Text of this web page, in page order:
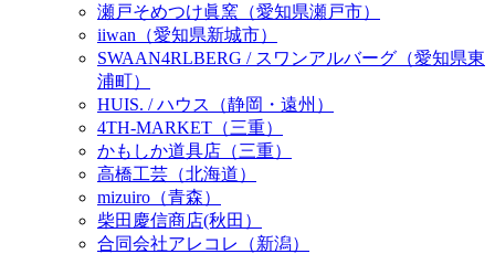
瀬戸そめつけ眞窯（愛知県瀬戸市）
iiwan（愛知県新城市）
SWAAN4RLBERG / スワンアルバーグ（愛知県東
浦町）
HUIS. / ハウス（静岡・遠州）
4TH-MARKET（三重）
かもしか道具店（三重）
高橋工芸（北海道）
mizuiro（青森）
柴田慶信商店(秋田）
合同会社アレコレ（新潟）